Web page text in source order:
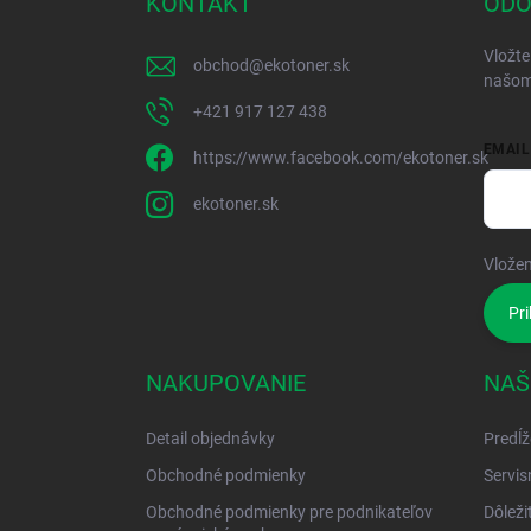
obchod@ekotoner.sk
+421 917 127 438
https://www.facebook.com/ekotoner.sk
ekotoner.sk
EMAIL
NAKUPOVANIE
Detail objednávky
Obchodné podmienky
Obchodné podmienky pre podnikateľov